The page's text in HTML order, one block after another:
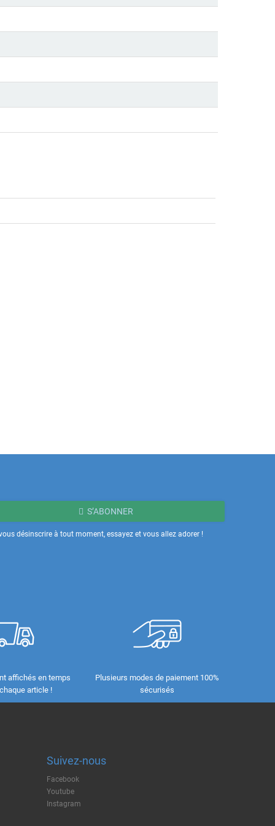
S’ABONNER
désinscrire à tout moment, essayez et vous allez adorer !
affichés en temps
article !
Plusieurs modes de paiement 100%
sécurisés
Suivez-nous
Facebook
Youtube
Instagram